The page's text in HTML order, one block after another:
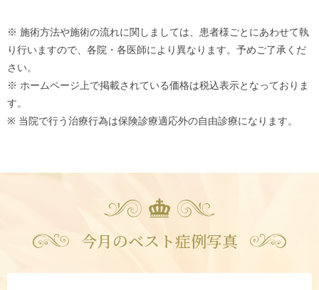
※ 施術方法や施術の流れに関しましては、患者様ごとにあわせて執
り行いますので、各院・各医師により異なります。予めご了承くだ
さい。
※ ホームページ上で掲載されている価格は税込表示となっておりま
す。
※ 当院で行う治療行為は保険診療適応外の自由診療になります。
今月のベスト症例写真